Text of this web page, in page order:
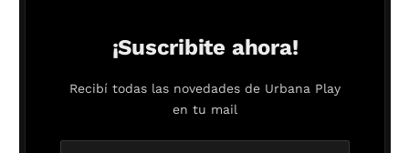
¡Suscribite ahora!
Recibí todas las novedades de Urbana Play
en tu mail